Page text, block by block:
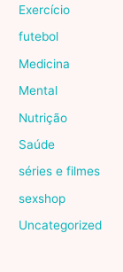
Exercício
futebol
Medicina
Mental
Nutrição
Saúde
séries e filmes
sexshop
Uncategorized